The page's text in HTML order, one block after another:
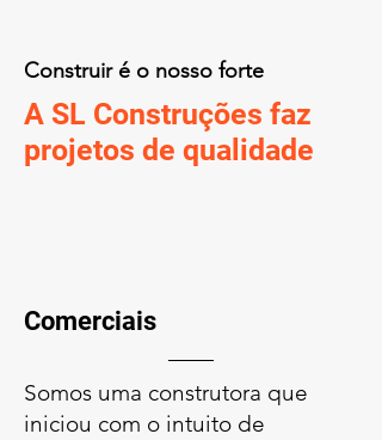
Construir é o nosso forte
A SL Construções faz
projetos de qualidade
Comerciais
Somos uma construtora que
iniciou com o intuito de